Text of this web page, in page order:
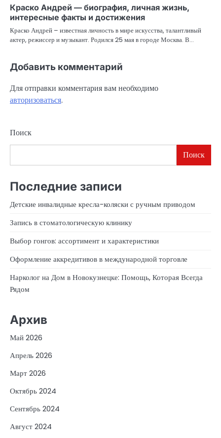
Краско Андрей — биография, личная жизнь,
интересные факты и достижения
Краско Андрей – известная личность в мире искусства, талантливый
актер, режиссер и музыкант. Родился 25 мая в городе Москва. В…
Добавить комментарий
Для отправки комментария вам необходимо
авторизоваться.
Поиск
Поиск
Последние записи
Детские инвалидные кресла-коляски с ручным приводом
Запись в стоматологическую клинику
Выбор гонгов: ассортимент и характеристики
Оформление аккредитивов в международной торговле
Нарколог на Дом в Новокузнецке: Помощь, Которая Всегда
Рядом
Архив
Май 2026
Апрель 2026
Март 2026
Октябрь 2024
Сентябрь 2024
Август 2024